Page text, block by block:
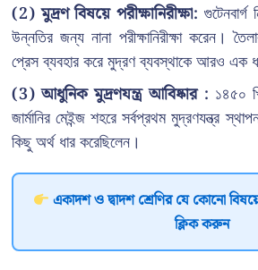
(2) মুদ্রণ বিষয়ে পরীক্ষানিরীক্ষা:
উন্নতির জন্য নানা পরীক্ষানিরীক্ষা করেন।
প্রেস ব্যবহার করে মুদ্রণ ব্যবস্থাকে আরও এক
(3) আধুনিক মুদ্রণযন্ত্র আবিষ্কার : ১৪৫০
জার্মানির মেইন্জ শহরে সর্বপ্রথম মুদ্রণযন্ত্র
কিছু অর্থ ধার করেছিলেন।
একাদশ ও দ্বাদশ শ্রেণির যে কোনো
ক্লিক করুন